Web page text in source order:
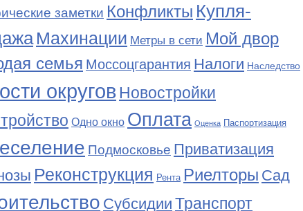
заметки Конфликты Купля-
Махинации Метры в сети Мой двор
семья Моссоцгарантия Налоги Наследство
округов Новостройки
Одно окно Оплата Оценка Паспортизация
Подмосковье Приватизация
Реконструкция Рента Риелторы Сад
Субсидии Транспорт